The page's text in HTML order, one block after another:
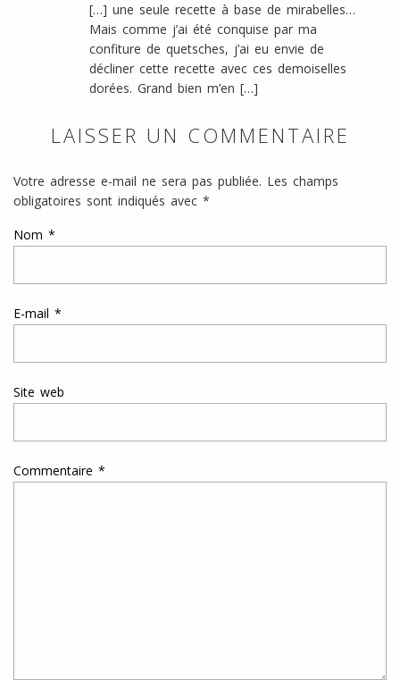
[…] une seule recette à base de mirabelles…
Mais comme j’ai été conquise par ma
confiture de quetsches, j’ai eu envie de
décliner cette recette avec ces demoiselles
dorées. Grand bien m’en […]
LAISSER UN COMMENTAIRE
Votre adresse e-mail ne sera pas publiée. Les champs
obligatoires sont indiqués avec *
Nom *
E-mail *
Site web
Commentaire *